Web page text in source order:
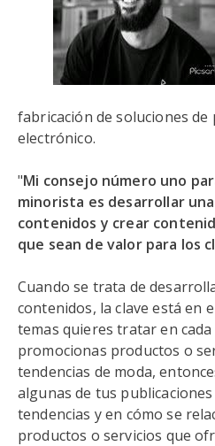
fabricación de soluciones de
electrónico.
"Mi consejo número uno
minorista es desarrollar
contenidos y crear
que sean de valor para los
Cuando se trata de
contenidos, la clave está en
temas quieres tratar en
promocionas productos o
tendencias de moda,
algunas de tus
tendencias y en cómo se
productos o servicios que